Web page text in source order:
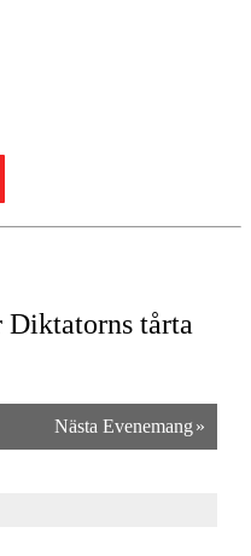
tårta
Nästa Evenemang »